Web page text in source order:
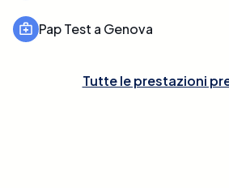
Pap Test a Genova
Tutte le prestazioni